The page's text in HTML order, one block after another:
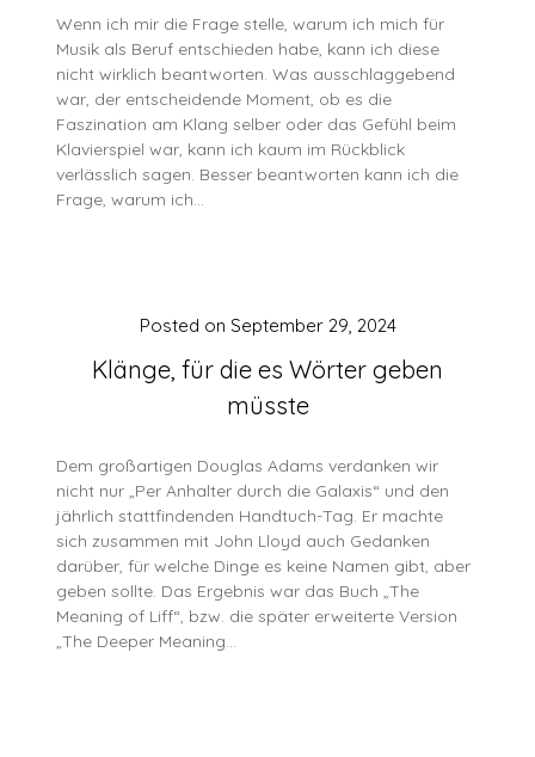
Wenn ich mir die Frage stelle, warum ich mich für
Musik als Beruf entschieden habe, kann ich diese
nicht wirklich beantworten. Was ausschlaggebend
war, der entscheidende Moment, ob es die
Faszination am Klang selber oder das Gefühl beim
Klavierspiel war, kann ich kaum im Rückblick
verlässlich sagen. Besser beantworten kann ich die
Frage, warum ich…
Klänge, für die es Wörter geben
müsste
Posted on September 29, 2024
Dem großartigen Douglas Adams verdanken wir
nicht nur „Per Anhalter durch die Galaxis“ und den
jährlich stattfindenden Handtuch-Tag. Er machte
sich zusammen mit John Lloyd auch Gedanken
darüber, für welche Dinge es keine Namen gibt, aber
geben sollte. Das Ergebnis war das Buch „The
Meaning of Liff“, bzw. die später erweiterte Version
„The Deeper Meaning…